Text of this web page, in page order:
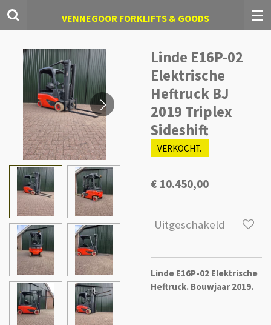
Ga
hoofdinhoud
VENNEGOOR FORKLIFTS & GOODS
Linde E16P-02
Elektrische
Heftruck BJ
2019 Triplex
Sideshift
VERKOCHT.
€ 10.450,00
Uitgeschakeld
Linde E16P-02 Elektrische
Heftruck. Bouwjaar 2019.